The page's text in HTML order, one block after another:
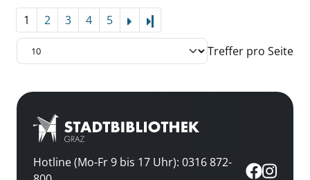
1 2 3 4 5
Treffer pro Seite
Hotline (Mo-Fr 9 bis 17 Uhr): 0316 872-